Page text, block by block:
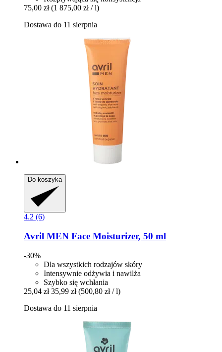
75,00 zł (1 875,00 zł / l)
Dostawa do 11 sierpnia
Do koszyka
4.2 (6)
Avril MEN Face Moisturizer, 50 ml
-30%
Dla wszystkich rodzajów skóry
Intensywnie odżywia i nawilża
Szybko się wchłania
25,04 zł 35,99 zł (500,80 zł / l)
Dostawa do 11 sierpnia